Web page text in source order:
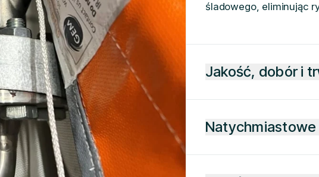
śladowego, eliminując
Jakość, dobór i